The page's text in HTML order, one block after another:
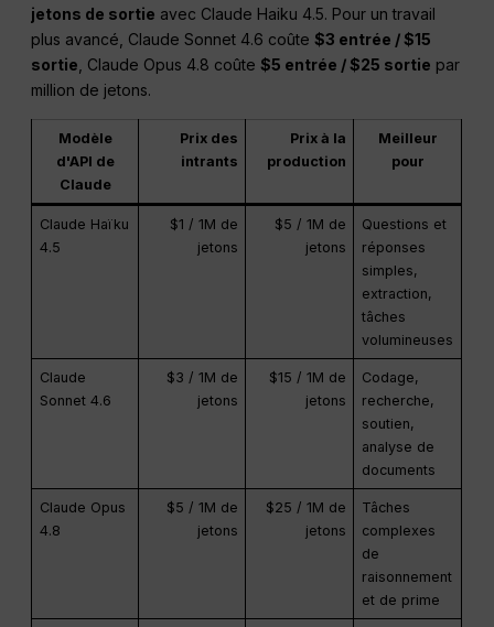
jetons de sortie avec Claude Haiku 4.5. Pour un travail
plus avancé, Claude Sonnet 4.6 coûte$3 entrée / $15
sortie , Claude Opus 4.8 coûte$5 entrée / $25 sortie par
million de jetons.
Modèle
d'API de
Claude
Prix des
intrants
Prix à la
production
Meilleur
pour
Claude Haïku
4.5
$1 / 1M de
jetons
$5 / 1M de
jetons
Questions et
réponses
simples,
extraction,
tâches
volumineuses
Claude
Sonnet 4.6
$3 / 1M de
jetons
$15 / 1M de
jetons
Codage,
recherche,
soutien,
analyse de
documents
Claude Opus
4.8
$5 / 1M de
jetons
$25 / 1M de
jetons
Tâches
complexes
de
raisonnement
et de prime